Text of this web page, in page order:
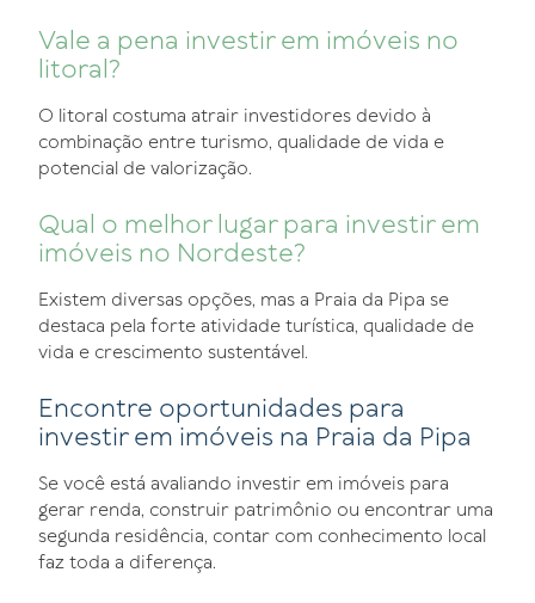
Vale a pena investir em imóveis no
litoral?
O litoral costuma atrair investidores devido à
combinação entre turismo, qualidade de vida e
potencial de valorização.
Qual o melhor lugar para investir em
imóveis no Nordeste?
Existem diversas opções, mas a Praia da Pipa se
destaca pela forte atividade turística, qualidade de
vida e crescimento sustentável.
Encontre oportunidades para
investir em imóveis na Praia da Pipa
Se você está avaliando investir em imóveis para
gerar renda, construir patrimônio ou encontrar uma
segunda residência, contar com conhecimento local
faz toda a diferença.